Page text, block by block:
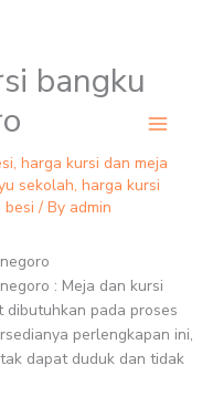
bangku
, harga kursi dan meja
sekolah, harga kursi
besi / By admin
: Meja dan kursi
pada proses
perlengkapan ini,
dapat duduk dan tidak